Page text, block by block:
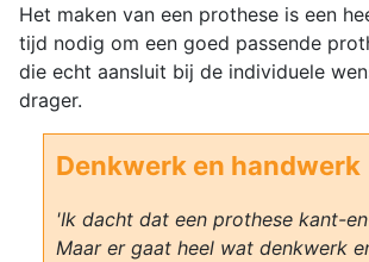
Het maken van een prothese is een
tijd nodig om een goed passende
die echt aansluit bij de individuele
drager.
Denkwerk en handwerk
'Ik dacht dat een prothese kant-
Maar er gaat heel wat denkwerk